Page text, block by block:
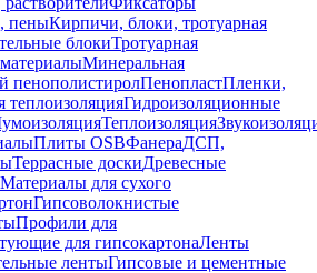
пеныКирпичи, блоки, тротуарная
блокиТротуарная
Минеральная
пенополистиролПенопластПленки,
Гидроизоляционные
Теплоизоляция
Плиты OSBФанераДСП,
Террасные доскиДревесные
Материалы для сухого
Гипсоволокнистые
Профили для
для гипсокартонаЛенты
лентыГипсовые и цементные